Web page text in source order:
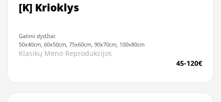
[K] Krioklys
Galimi dydžiai:
50x40cm, 60x50cm, 75x60cm, 90x70cm, 100x80cm
Klasikų Meno Reprodukcijos
45-120€